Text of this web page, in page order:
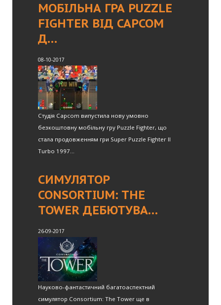
МОБІЛЬНА ГРА PUZZLE
FIGHTER ВІД CAPCOM
Д…
08-10-2017
Студія Capcom випустила нову умовно
безкоштовну мобільну гру Puzzle Fighter, що
стала продовженням гри Super Puzzle Fighter II
Turbo 1997...
СИМУЛЯТОР
CONSORTIUM: THE
TOWER ДЕБЮТУВА…
26-09-2017
Науково-фантастичний багатоаспектний
симулятор Consortium: The Tower ще в